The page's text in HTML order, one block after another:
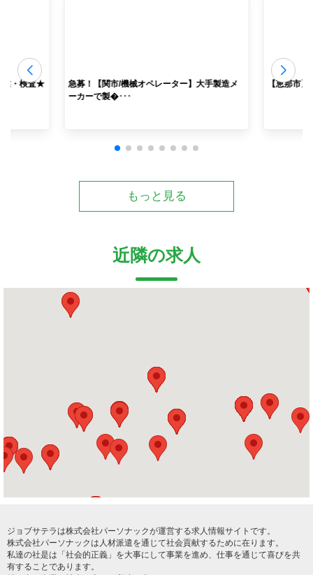
業・検査★
急募！【関市/機械オペレーター】大手製造メ
ーカーで製�･･･
【恵那市
もっと見る
近隣の求人
ジョブサテラは株式会社パーソナックが運営する求人情報サイトです。
株式会社パーソナックは人材派遣を通じて社会貢献するために在ります。
私達の社是は「社会的正義」を大事にして事業を進め、仕事を通じて喜びを共
有することであります。